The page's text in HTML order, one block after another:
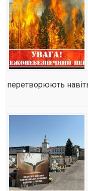
перетворюють